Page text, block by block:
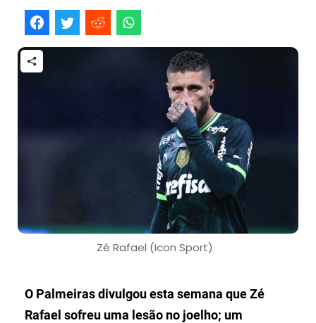
Zé Rafael (Icon Sport)
O Palmeiras divulgou esta semana que Zé
Rafael sofreu uma lesão no joelho; um